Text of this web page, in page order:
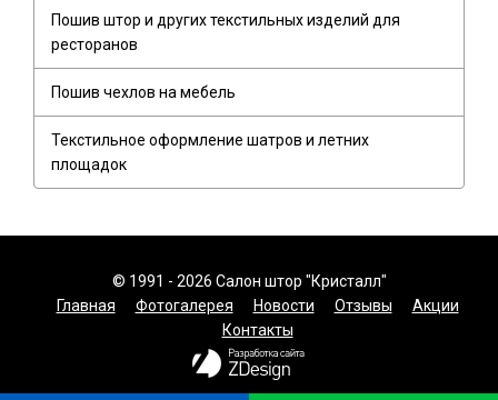
Пошив штор и других текстильных изделий для
ресторанов
Пошив чехлов на мебель
Текстильное оформление шатров и летних
площадок
© 1991 - 2026 Салон штор "Кристалл"
Главная
Фотогалерея Новости Отзывы
Акции
Контакты